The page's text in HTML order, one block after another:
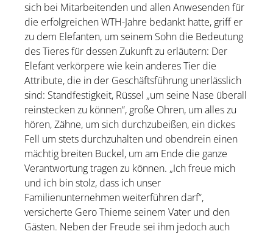
sich bei Mitarbeitenden und allen Anwesenden für
die erfolgreichen WTH-Jahre bedankt hatte, griff er
zu dem Elefanten, um seinem Sohn die Bedeutung
des Tieres für dessen Zukunft zu erläutern: Der
Elefant verkörpere wie kein anderes Tier die
Attribute, die in der Geschäftsführung unerlässlich
sind: Standfestigkeit, Rüssel „um seine Nase überall
reinstecken zu können“, große Ohren, um alles zu
hören, Zähne, um sich durchzubeißen, ein dickes
Fell um stets durchzuhalten und obendrein einen
mächtig breiten Buckel, um am Ende die ganze
Verantwortung tragen zu können. „Ich freue mich
und ich bin stolz, dass ich unser
Familienunternehmen weiterführen darf“,
versicherte Gero Thieme seinem Vater und den
Gästen. Neben der Freude sei ihm jedoch auch